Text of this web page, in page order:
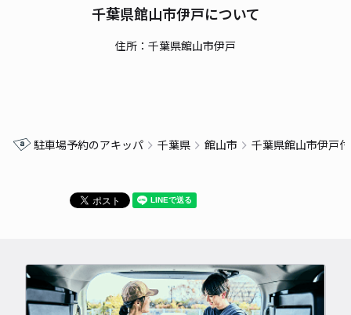
千葉県館山市伊戸について
住所：千葉県館山市伊戸
駐車場予約のアキッパ 千葉県 館山市 千葉県館山市伊戸